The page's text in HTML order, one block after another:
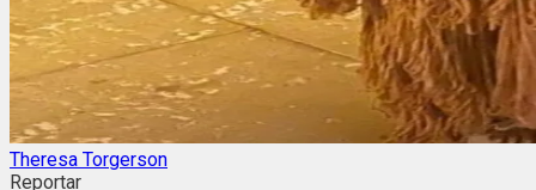
Theresa Torgerson
Reportar